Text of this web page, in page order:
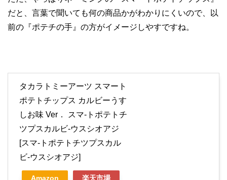
だと、言葉で聞いても何の商品かがわかりにくいので、以
前の『ポテチの手』の方がイメージしやすですね。
タカラトミーアーツ スマート
ポテトチップス カルビーうす
しお味 Ver． スマ-トポテトチ
ツプスカルビ-ウスシオアジ
[スマ-トポテトチツプスカル
ビ-ウスシオアジ]
Amazon 楽天市場